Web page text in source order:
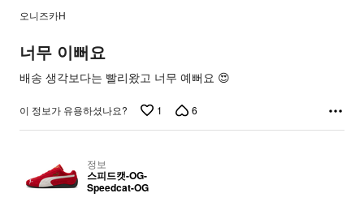
평
가
오니즈카H
너무 이뻐요
배송 생각보다는 빨리왔고 너무 예뻐요 😍
이 정보가 유용하셨나요? 1 6
정보
스피드캣-OG-
Speedcat-OG